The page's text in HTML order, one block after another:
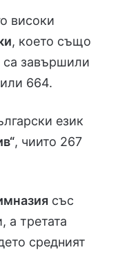
високи
, което също
са завършили
664.
език
, чиито 267
със
а третата
средният